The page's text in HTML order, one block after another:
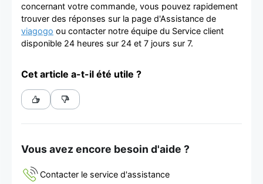
concernant votre commande, vous pouvez rapidement
trouver des réponses sur la page d'Assistance de
viagogo ou contacter notre équipe du Service client
disponible 24 heures sur 24 et 7 jours sur 7.
Cet article a-t-il été utile ?
Vous avez encore besoin d'aide ?
Contacter le service d'assistance